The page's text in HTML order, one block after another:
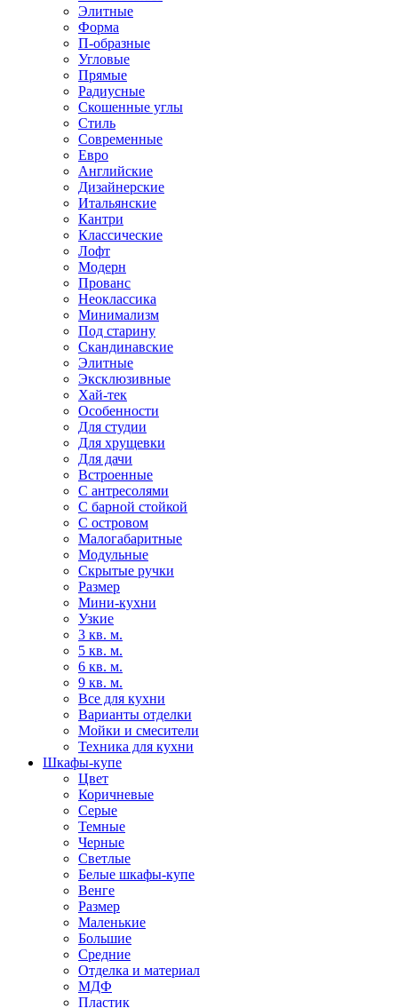
Элитные
Форма
П-образные
Угловые
Прямые
Радиусные
Скошенные углы
Стиль
Современные
Евро
Английские
Дизайнерские
Итальянские
Кантри
Классические
Лофт
Модерн
Прованс
Неоклассика
Минимализм
Под старину
Скандинавские
Элитные
Эксклюзивные
Хай-тек
Особенности
Для студии
Для хрущевки
Для дачи
Встроенные
С антресолями
С барной стойкой
С островом
Малогабаритные
Модульные
Скрытые ручки
Размер
Мини-кухни
Узкие
3 кв. м.
5 кв. м.
6 кв. м.
9 кв. м.
Все для кухни
Варианты отделки
Мойки и смесители
Техника для кухни
Шкафы-купе
Цвет
Коричневые
Серые
Темные
Черные
Светлые
Белые шкафы-купе
Венге
Размер
Маленькие
Большие
Средние
Отделка и материал
МДФ
Пластик